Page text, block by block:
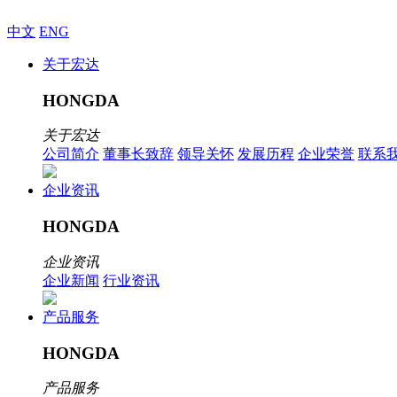
中文 ENG
关于宏达
HONGDA
关于宏达
公司简介 董事长致辞 领导关怀 发展历程 企业荣誉 联系
企业资讯
HONGDA
企业资讯
企业新闻 行业资讯
产品服务
HONGDA
产品服务